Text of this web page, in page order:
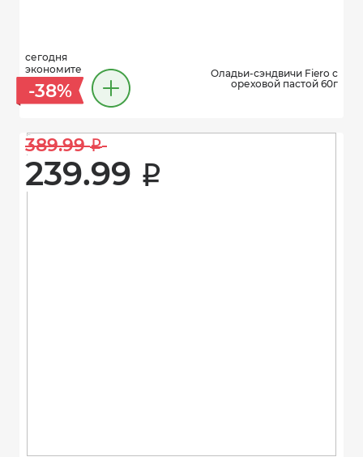
сегодня
экономите
-38%
Оладьи-сэндвичи Fiero с
ореховой пастой 60г
389.99 i
239.99 i